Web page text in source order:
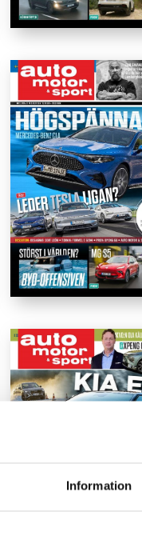
Information